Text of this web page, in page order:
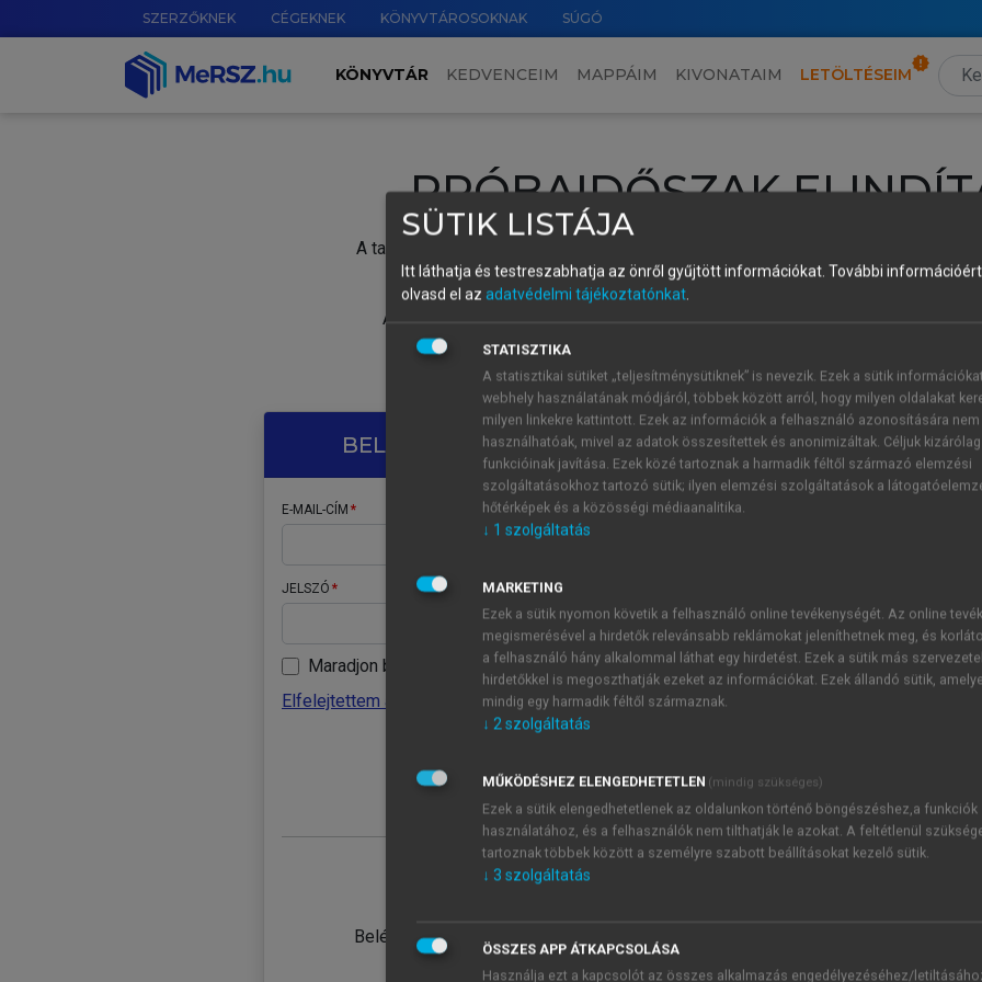
SZERZŐKNEK CÉGEKNEK KÖNYVTÁROSOKNAK SÚGÓ
KÖNYVTÁR KEDVENCEIM MAPPÁIM KIVONATAIM LETÖLTÉSEIM
PRÓBAIDŐSZAK
A tartalom megtekintéséhez lépj be a saját fiókoddal, iskolai azonosítóddal vagy
Új felhasználóként1 óra díjmentes hozzáférésrevagy
A próbaidőszak elindításához,
vagy hozz
A regisztráció után a
BELÉPÉS SAJÁT FIÓKKAL
E-MAIL-CÍM
JELSZÓ
Maradjon belépve
Elfelejtettem a jelszavamat
Belépés intézményi azonosítóval
ÚJ FIÓK
1 óra
JELSZÓ
Kérek értesítést a MeRSZ
Kérek értesítést az
SÜTIK LISTÁJA
Itt láthatja és testreszabhatja az önről gyűjtött információkat. További
olvasd el az adatvédelmi tájékoztatónkat.
STATISZTIKA
A statisztikai sütiket „teljesítménysütiknek” is nevezik. Ezek a sütik
webhely használatának módjáról, többek között arról, hogy milyen oldalakat
milyen linkekre kattintott. Ezek az információk a felhasználó azonosítására nem
használhatóak, mivel az adatok összesítettek és anonimizáltak. Céljuk
funkcióinak javítása. Ezek közé tartoznak a harmadik féltől származó elemzési
szolgáltatásokhoz tartozó sütik; ilyen elemzési szolgáltatások a
hőtérképek és a közösségi médiaanalitika.
↓ 1 szolgáltatás
MARKETING
Ezek a sütik nyomon követik a felhasználó online tevékenységét. Az online
megismerésével a hirdetők relevánsabb reklámokat jeleníthetnek meg, és
a felhasználó hány alkalommal láthat egy hirdetést. Ezek a sütik más
hirdetőkkel is megoszthatják ezeket az információkat. Ezek állandó sütik,
mindig egy harmadik féltől származnak.
↓ 2szolgáltatás
MŰKÖDÉSHEZ ELENGEDHETETLEN (mindig szükséges)
Ezek a sütik elengedhetetlenek az oldalunkon történő böngészéshez,a funkciók
használatához, és a felhasználók nem tilthatják le azokat. A feltétlenül
tartoznak többek között a személyre szabott beállításokat kezelő sütik.
↓ 3 szolgáltatás
ÖSSZES APP ÁTKAPCSOLÁSA
Használja ezt a kapcsolót az összes alkalmazás engedélyezéséhez/